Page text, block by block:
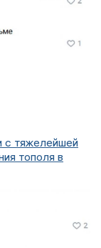
с тяжелейшей
тополя в